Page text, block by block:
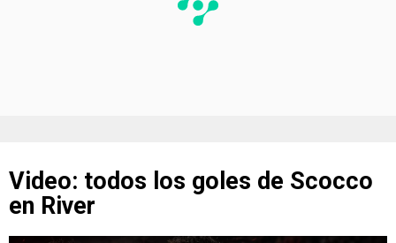
Video: todos los goles de Scocco
en River